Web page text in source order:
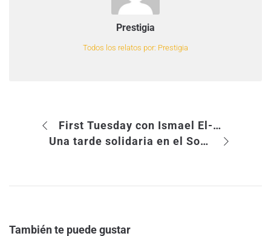
Prestigia
Todos los relatos por: Prestigia
First Tuesday con Ismael El-Qudsi: ¿el SEO ha muerto?
Una tarde solidaria en el Social Media Care
También te puede gustar